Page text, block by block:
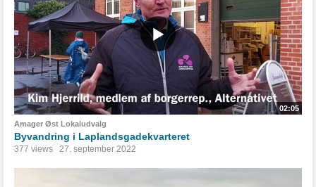
02:05
Amager Øst Lokaludvalg
Byvandring i Laplandsgadekvarteret
377 views 27. september 2022